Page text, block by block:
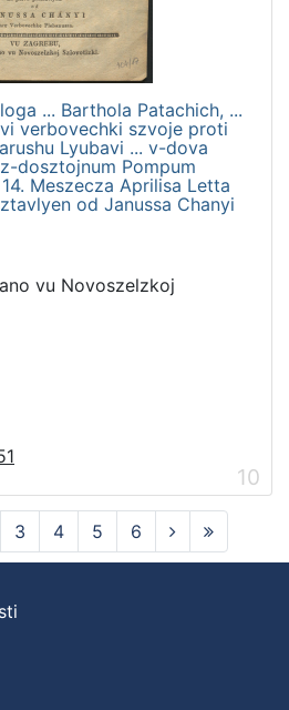
... Barthola Patachich, ...
verbovechki szvoje proti
Lyubavi ... v-dova
dosztojnum Pompum
Meszecza Aprilisa Letta
od Janussa Chanyi
vu Novoszelzkoj
10
3 4 5 6